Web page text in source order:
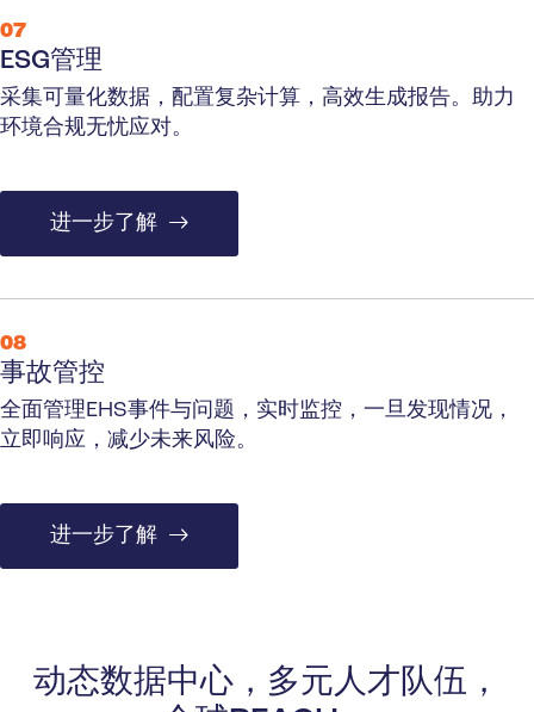
07
ESG管理
采集可量化数据，配置复杂计算，高效生成报告。助力
环境合规无忧应对。
进一步了解
08
事故管控
全面管理EHS事件与问题，实时监控，一旦发现情况，
立即响应，减少未来风险。
进一步了解
动态数据中心，多元人才队伍，